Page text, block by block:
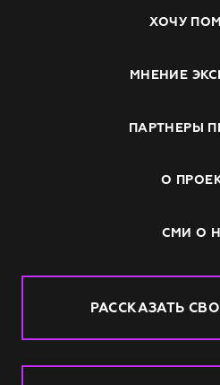
ХОЧУ
МНЕНИЕ
ПАРТНЕРЫ
О
СМИ О
РАССКАЗАТЬ